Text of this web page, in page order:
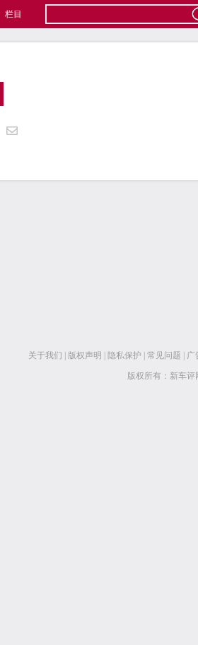
栏目
关于我们 版权声明 隐私保护 常见问题 广
版权所有：新车评